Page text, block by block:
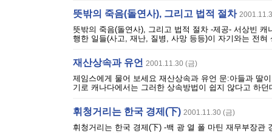
뜻밖의 죽음(돌연사), 그리고 법적 절차
뜻밖의 죽음(돌연사), 그리고 법적 절차 -제공- 서상빈
행한 일들(사고, 재난, 질병, 사망 등등)이 자기와는 전
재산상속과 유언 2001.11.30 (금)
제임스에게 물어 보세요 재산상속과 유언 문:아들과 딸
기로 캐나다에서는 그러한 상속방법이 쉽지 않다고 하
휘청거리는 한국 경제(下) 2001.11.30 (금)
휘청거리는 한국 경제(下) -백 광 열 폴 마틴 재무부장관